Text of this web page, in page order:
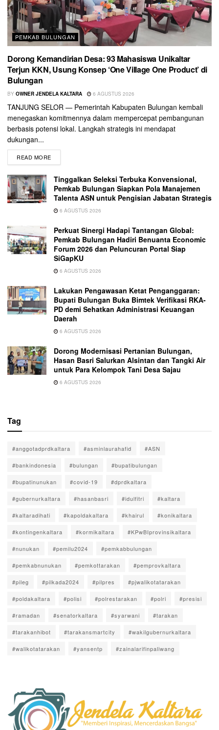
PEMKAB BULUNGAN
Dorong Kemandirian Desa: 93 Mahasiswa Unikaltar
Terjun KKN, Usung Konsep ‘One Village One Product’ di
Bulungan
BY OWNER JENDELA KALTARA 6 AGUSTUS 2026
TANJUNG SELOR — Pemerintah Kabupaten Bulungan kembali
menegaskan komitmennya dalam mempercepat pembangunan
berbasis potensi lokal. Langkah strategis ini mendapat
dukungan...
READ MORE
Tinggalkan Seleksi Terbuka Konvensional,
Pemkab Bulungan Siapkan Pola Manajemen
Talenta ASN untuk Pengisian Jabatan Strategis
6 AGUSTUS 2026
Perkuat Sinergi Hadapi Tantangan Global:
Pemkab Bulungan Hadiri Benuanta Economic
Forum 2026 dan Peluncuran Portal Siap
SiGapKU
6 AGUSTUS 2026
Lakukan Pengawasan Ketat Penganggaran:
Bupati Bulungan Buka Bimtek Verifikasi RKA-
PD demi Sehatkan Administrasi Keuangan
Daerah
6 AGUSTUS 2026
Dorong Modernisasi Pertanian Bulungan,
Hasan Basri Salurkan Alsintan dan Tangki Air
untuk Para Kelompok Tani Desa Sajau
6 AGUSTUS 2026
Tag
#anggotadprdkaltara #asminlaurahafid #ASN
#bankindonesia #bulungan #bupatibulungan
#bupatinunukan #covid-19 #dprdkaltara
#gubernurkaltara #hasanbasri #idulfitri #kaltara
#kaltaradihati #kapoldakaltara #khairul #konikaltara
#kontingenkaltara #kormikaltara #KPwBIprovinsikaltara
#nunukan #pemilu2024 #pemkabbulungan
#pemkabnunukan #pemkottarakan #pemprovkaltara
#pileg #pilkada2024 #pilpres #pjwalikotatarakan
#poldakaltara #polisi #polrestarakan #polri #presisi
#ramadan #senatorkaltara #syarwani #tarakan
#tarakanhibot #tarakansmartcity #wakilgubernurkaltara
#walikotatarakan #yansentp #zainalarifinpaliwang